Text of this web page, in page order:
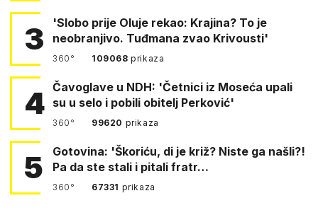
3
'Slobo prije Oluje rekao: Krajina? To je
neobranjivo. Tuđmana zvao Krivousti'
360° 109068prikaza
4 Čavoglave u NDH: 'Četnici iz Moseća upali
su u selo i pobili obitelj Perković'
360° 99620 prikaza
5
Gotovina: 'Škoriću, di je križ? Niste ga našli?!
Pa da ste stali i pitali fratr…
360° 67331 prikaza